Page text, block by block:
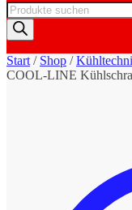
Products
search
Start / Shop /
COOL-LINE